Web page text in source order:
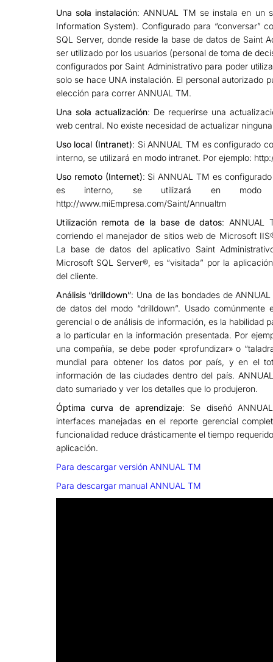
Una sola instalación: ANNUAL TM se instala en un
Information System). Configurado para “conversar”
SQL Server, donde reside la base de datos de Saint
ser utilizado por los usuarios (personal de toma de
configurados por Saint Administrativo para poder
solo se hace UNA instalación. El personal autorizado
elección para correr ANNUAL TM.
Una sola actualización: De requerirse una
web central. No existe necesidad de actualizar
Uso local (Intranet): Si ANNUAL TM es configurado
interno, se utilizará en modo intranet. Por ejemplo:
Uso remoto (Internet): Si ANNUAL TM es
es interno, se utilizará en modo
http://www.miEmpresa.com/Saint/Annualtm
Utilización remota de la base de datos: ANNUAL
corriendo el manejador de sitios web de Microsoft
La base de datos del aplicativo Saint
Microsoft SQL Server®, es “visitada” por la
del cliente.
Análisis “drilldown”: Una de las bondades de
de datos del modo “drilldown”. Usado comúnmente
gerencial o de análisis de información, es la habilidad
a lo particular en la información presentada. Por
una compañía, se debe poder «profundizar» o
mundial para obtener los datos por país, y en el
información de las ciudades dentro del país.
dato sumariado y ver los detalles que lo produjeron.
Óptima curva de aprendizaje: Se diseñó
interfaces manejadas en el reporte gerencial
funcionalidad reduce drásticamente el tiempo
aplicación.
Para descargar versión ANNUAL TM
Para descargar manual ANNUAL TM